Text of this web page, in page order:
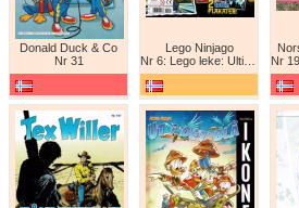
Donald Duck & Co
Nr 31
Lego Ninjago
Nr 6: Lego leke: Ultimat Ninja i drageform
Nr 19: